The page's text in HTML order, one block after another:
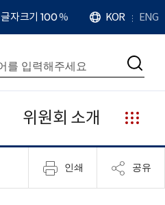
확
대
치
글자크기 100%
언
어
KOR ENG
검
위원회 소개
누
리
집
안
인쇄 공유